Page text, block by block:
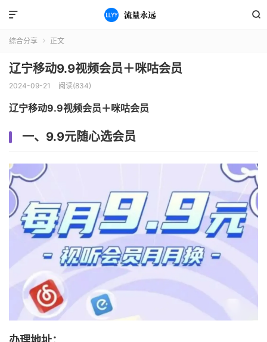


综合分享  正文
辽宁移动9.9视频会员＋咪咕会员
2024-09-21 阅读(834)
辽宁移动9.9视频会员＋咪咕会员
一、9.9元随心选会员